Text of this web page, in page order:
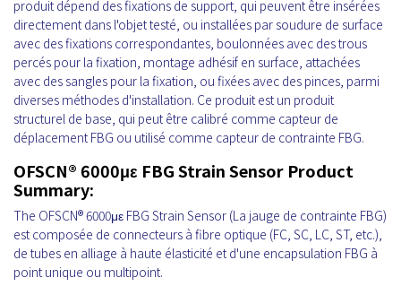
produit dépend des fixations de support, qui peuvent être insérées
directement dans l'objet testé, ou installées par soudure de surface
avec des fixations correspondantes, boulonnées avec des trous
percés pour la fixation, montage adhésif en surface, attachées
avec des sangles pour la fixation, ou fixées avec des pinces, parmi
diverses méthodes d'installation. Ce produit est un produit
structurel de base, qui peut être calibré comme capteur de
déplacement FBG ou utilisé comme capteur de contrainte FBG.
OFSCN® 6000με FBG Strain Sensor Product
Summary:
The OFSCN® 6000με FBG Strain Sensor (La jauge de contrainte FBG)
est composée de connecteurs à fibre optique (FC, SC, LC, ST, etc.),
de tubes en alliage à haute élasticité et d'une encapsulation FBG à
point unique ou multipoint.